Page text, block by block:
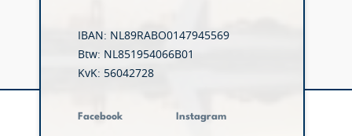
IBAN: NL89RABO0147945569
Btw: NL851954066B01
KvK: 56042728
Facebook Instagram